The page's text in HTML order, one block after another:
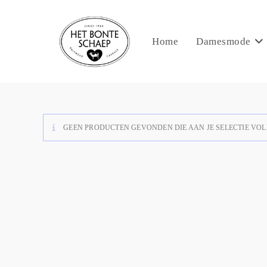
Home Damesmode
GEEN PRODUCTEN GEVONDEN DIE AAN JE SELECTIE